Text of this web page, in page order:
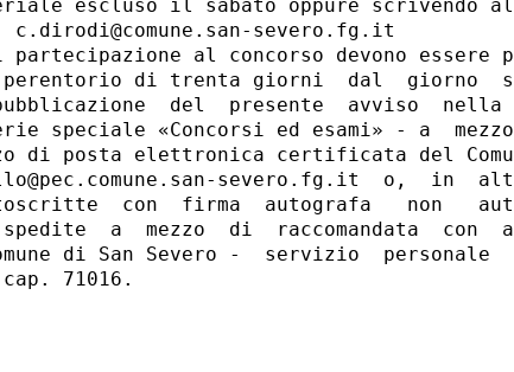
escluso il sabato oppure scrivendo al
severo.fg.it
partecipazione al concorso devono essere
di trenta giorni  dal  giorno
del  presente  avviso  nella
speciale «Concorsi ed esami» - a
di posta elettronica certificata del
severo.fg.it  o,  in
con  firma  autografa   non
spedite  a  mezzo  di  raccomandata  con
di San Severo -  servizio  personale
71016.